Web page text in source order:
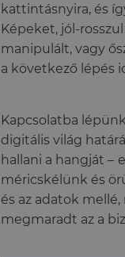
kattintásnyira, és
Képeket, jól-
manipulált, vagy
a következő lépés
Kapcsolatba
digitális világ
hallani a hangját –
méricskélünk és
és az adatok
megmaradt az a